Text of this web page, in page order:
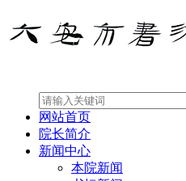
网站首页
院长简介
新闻中心
本院新闻